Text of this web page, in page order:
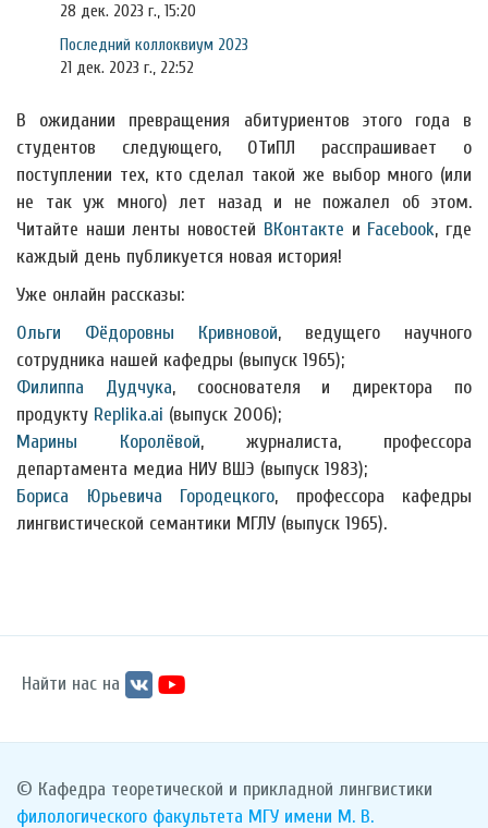
28 дек. 2023 г., 15:20
Последний коллоквиум 2023
21 дек. 2023 г., 22:52
В ожидании превращения абитуриентов этого года в
студентов следующего, ОТиПЛ расспрашивает о
поступлении тех, кто сделал такой же выбор много (или
не так уж много) лет назад и не пожалел об этом.
Читайте наши ленты новостей ВКонтакте и Facebook, где
каждый день публикуется новая история!
Уже онлайн рассказы:
Ольги Фёдоровны Кривновой, ведущего научного
сотрудника нашей кафедры (выпуск 1965);
Филиппа Дудчука, сооснователя и директора по
продукту Replika.ai (выпуск 2006);
Марины Королёвой, журналиста, профессора
департамента медиа НИУ ВШЭ (выпуск 1983);
Бориса Юрьевича Городецкого, профессора кафедры
лингвистической семантики МГЛУ (выпуск 1965).
Найти нас на
© Кафедра теоретической и прикладной лингвистики
филологического факультета МГУ имени М. В.